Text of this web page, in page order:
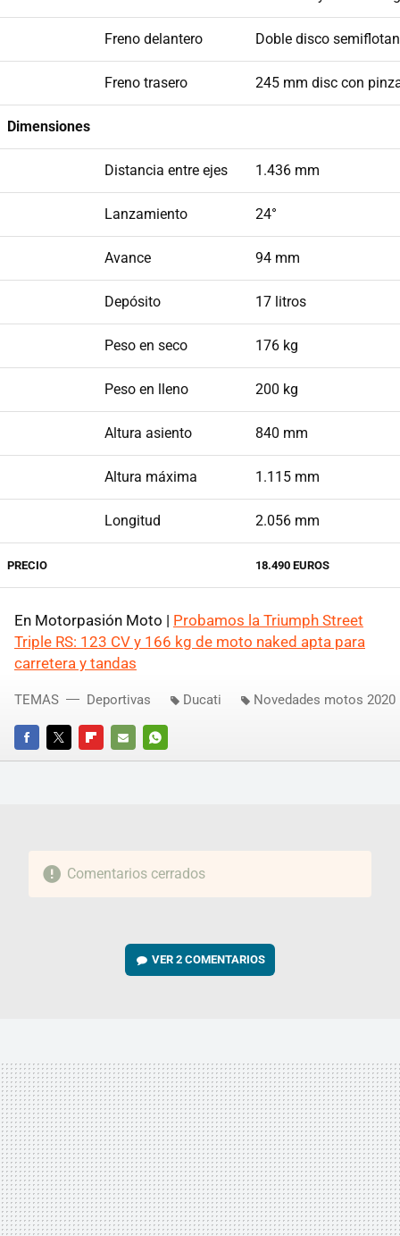
Freno delantero Doble disco
Freno trasero 245 mm disc con
Dimensiones
Distancia entre ejes 1.436 mm
Lanzamiento 24°
Avance 94 mm
Depósito 17 litros
Peso en seco 176 kg
Peso en lleno 200 kg
Altura asiento 840 mm
Altura máxima 1.115 mm
Longitud 2.056 mm
PRECIO 18.490 EUROS
En Motorpasión Moto | Probamos la Triumph Street
Triple RS: 123 CV y 166 kg de moto naked apta para
carretera y tandas
FACEBOOKTWITTERFLIPBOARD
E-
WHATSAPP
TEMAS Deportivas Ducati Novedades motos 2020
Comentarios cerrados
VER2 COMENTARIOS